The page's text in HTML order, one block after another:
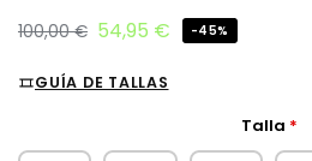
100,00€ 54,95 € -45%
GUÍA DE TALLAS
Talla *